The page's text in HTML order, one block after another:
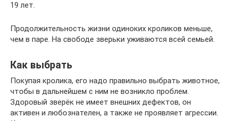
19 лет.
Продолжительность жизни одиноких кроликов меньше,
чем в паре. На свободе зверьки уживаются всей семьей.
Как выбрать
Покупая кролика, его надо правильно выбрать животное,
чтобы в дальнейшем с ним не возникло проблем.
Здоровый зверёк не имеет внешних дефектов, он
активен и любознателен, а также не проявляет агрессии.